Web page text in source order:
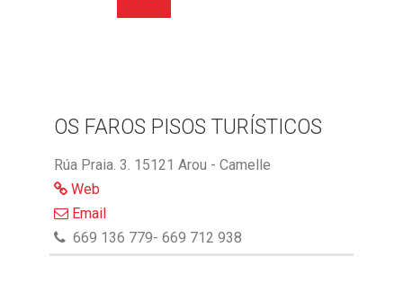
OS FAROS PISOS TURÍSTICOS
Rúa Praia. 3. 15121 Arou - Camelle
Web
Email
669 136 779- 669 712 938